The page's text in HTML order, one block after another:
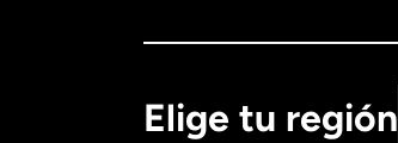
Elige tu región